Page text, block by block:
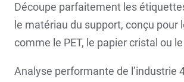
Découpe parfaitement les
le matériau du support, conçu pour
comme le PET, le papier cristal ou
Analyse performante de l’industrie